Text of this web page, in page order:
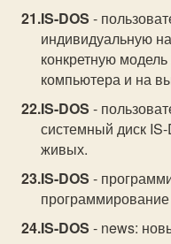
IS-DOS -
индивидуальную
конкретную
компьютера и на
IS-DOS -
системный диск
живых.
IS-DOS -
IS-DOS - news: